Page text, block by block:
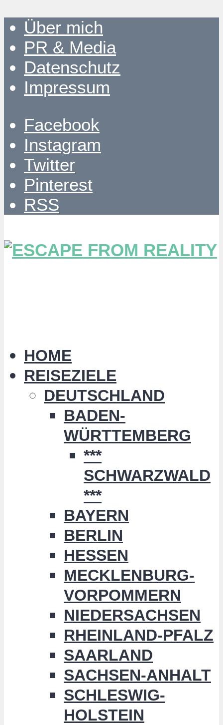
Über mich
PR & Media
Datenschutz
Impressum
Facebook
Instagram
Twitter
Pinterest
RSS
HOME
REISEZIELE
DEUTSCHLAND
BADEN-
WÜRTTEMBERG
***
SCHWARZWALD
***
BAYERN
BERLIN
HESSEN
MECKLENBURG-
VORPOMMERN
NIEDERSACHSEN
RHEINLAND-PFALZ
SAARLAND
SACHSEN-ANHALT
SCHLESWIG-
HOLSTEIN